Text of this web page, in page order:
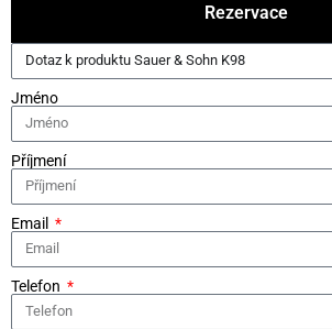
Rezervace
Jméno
Příjmení
Email
Telefon